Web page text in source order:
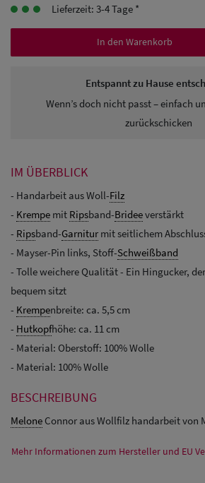
Sonnenschilder
& Visoren
Snapback Caps
Lieferzeit: 3-4 Tage *
In den Warenkorb
Entspannt zu Hause
Wenn’s doch nicht passt – einfach
zurückschicken
IM ÜBERBLICK
- Handarbeit aus Woll-Filz
- Krempe mit Ripsband-Brideeverstärkt
- Ripsband-Garnitur mit seitlichem
- Mayser-Pin links, Stoff-Schweißband
- Tolle weichere Qualität - Ein Hingucker,
bequem sitzt
- Krempenbreite: ca. 5,5 cm
- Hutkopfhöhe: ca. 11 cm
- Material: Oberstoff: 100% Wolle
- Material: 100% Wolle
BESCHREIBUNG
Melone Connor aus Wollfilz handarbeit von
Mehr Informationen zum Hersteller und EU